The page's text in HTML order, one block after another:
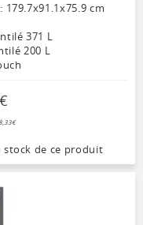
cm
371 L
200 L
€
stock de ce produit